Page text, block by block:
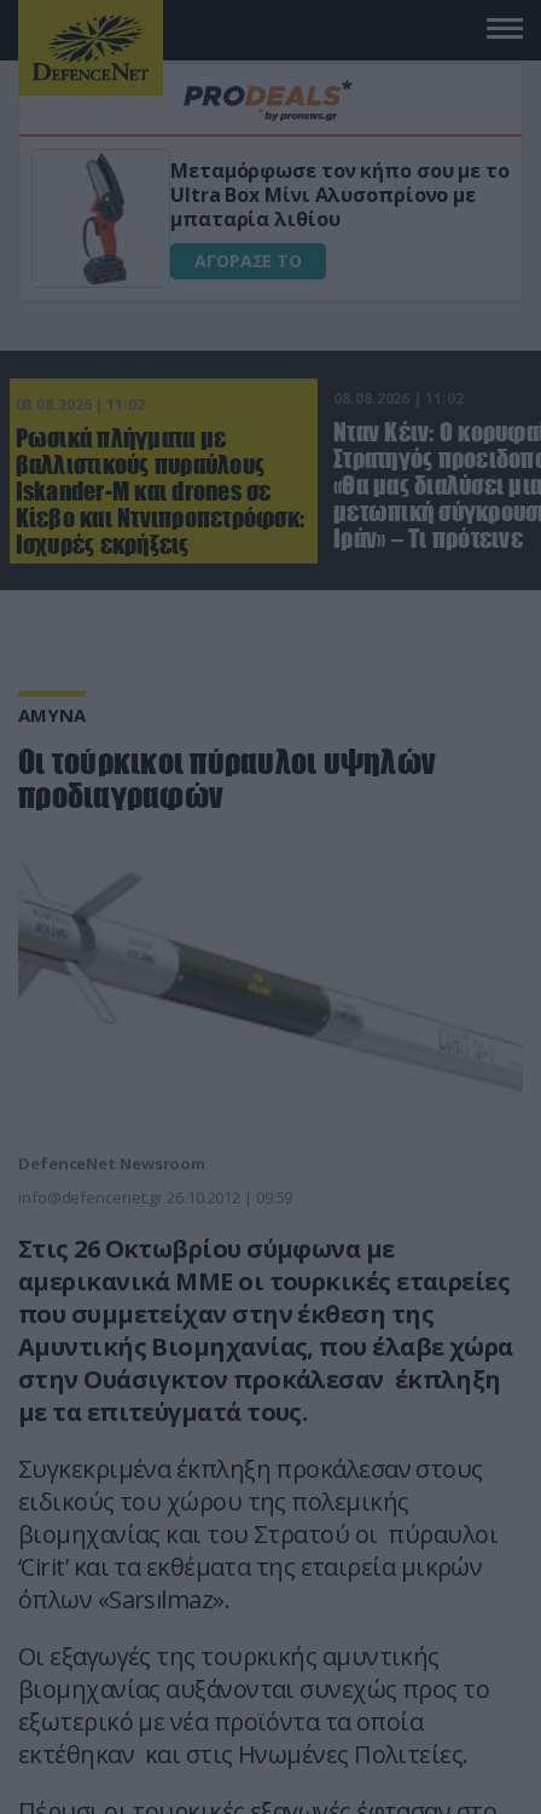
Μεταμόρφωσε τον κήπο σου με το
Ultra Box Μίνι Αλυσοπρίονο με
μπαταρία λιθίου
ΑΓΟΡΑΣΕ ΤΟ
08.08.2026 | 11:02
Ρωσικά πλήγματα με
βαλλιστικούς πυραύλους
Iskander-M και drones σε
Κίεβο και Ντνιπροπετρόφσκ:
Ισχυρές εκρήξεις
08.08.2026 | 11:02
Νταν Κέιν: Ο
Στρατηγός
«Θα μας διαλύσει
μετωπική
Ιράν» – Τι πρότεινε
ΑΜΥΝΑ
Οι τούρκικοι πύραυλοι υψηλών
προδιαγραφών
DefenceNet Newsroom
info@defencenet.gr 26.10.2012 | 09:59
Στις 26 Οκτωβρίου σύμφωνα με
αμερικανικά ΜΜΕ οι τουρκικές εταιρείες
που συμμετείχαν στην έκθεση της
Αμυντικής Βιομηχανίας, που έλαβε χώρα
στην Ουάσιγκτον προκάλεσαν έκπληξη
με τα επιτεύγματά τους.
Συγκεκριμένα έκπληξη προκάλεσαν στους
ειδικούς του χώρου της πολεμικής
βιομηχανίας και του Στρατού οι πύραυλοι
‘Cirit’ και τα εκθέματα της εταιρεία μικρών
όπλων «Sarsılmaz».
Οι εξαγωγές της τουρκικής αμυντικής
βιομηχανίας αυξάνονται συνεχώς προς το
εξωτερικό με νέα προϊόντα τα οποία
εκτέθηκαν και στις Ηνωμένες Πολιτείες.